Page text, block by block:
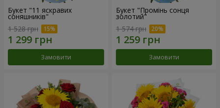
Букет "11 яскравих
соняшників"
1 528 грн
Замовити
Букет "Промінь сонця
золотий"
1 574 грн
Замовити